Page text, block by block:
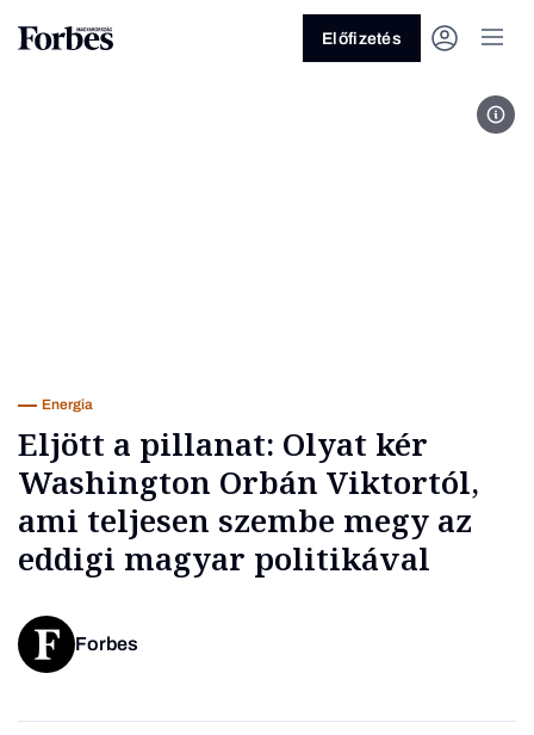
Előfizetés
Energia
Eljött a pillanat: Olyat kér
Washington Orbán Viktortól,
ami teljesen szembe megy az
eddigi magyar politikával
Forbes